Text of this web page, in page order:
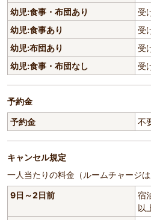
幼児:食事・布団あり
受
幼児:食事あり
受
幼児:布団あり
受
幼児:食事・布団なし
受
予約金
予約金
不
キャンセル規定
一人当たりの料金（ルームチャージは
9日～2日前
宿
以